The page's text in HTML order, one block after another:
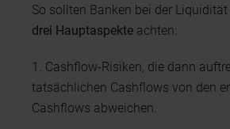
So sollten Banken bei der
drei Hauptaspekte achten:
1. Cashflow-Risiken, die dann
tatsächlichen Cashflows von den
Cashflows abweichen.